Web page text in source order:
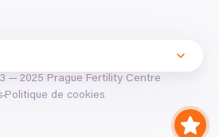
— 2025 Prague Fertility Centre
Politique de cookies